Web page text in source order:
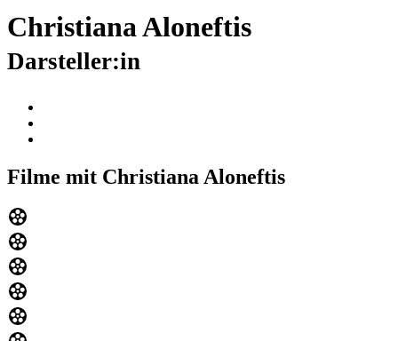
Christiana Aloneftis
Darsteller:in
Filme mit Christiana Aloneftis